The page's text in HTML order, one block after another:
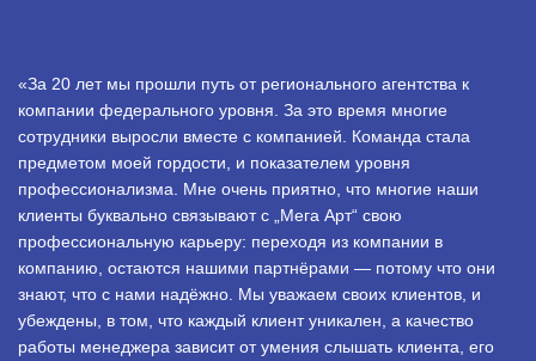
«За 20 лет мы прошли путь от регионального агентства к
компании федерального уровня. За это время многие
сотрудники выросли вместе с компанией. Команда стала
предметом моей гордости, и показателем уровня
профессионализма. Мне очень приятно, что многие наши
клиенты буквально связывают с „Мега Арт“ свою
профессиональную карьеру: переходя из компании в
компанию, остаются нашими партнёрами — потому что они
знают, что с нами надёжно. Мы уважаем своих клиентов, и
убеждены, в том, что каждый клиент уникален, а качество
работы менеджера зависит от умения слышать клиента, его